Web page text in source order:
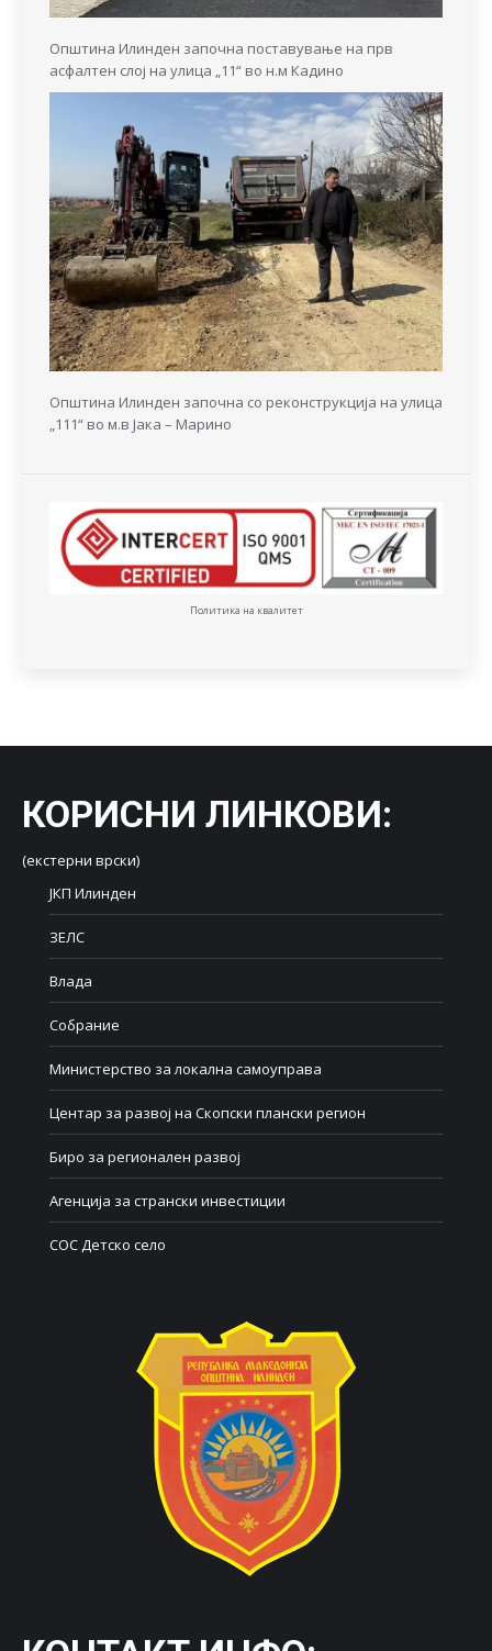
Општина Илинден започна поставување на прв
асфалтен слој на улица „11“ во н.м Кадино
Општина Илинден започна со реконструкција на улица
„111“ во м.в Јака – Марино
Политика на квалитет
КОРИСНИ ЛИНКОВИ:
(екстерни врски)
ЈКП Илинден
ЗЕЛС
Влада
Собрание
Министерство за локална самоуправа
Центар за развој на Скопски плански регион
Биро за регионален развој
Агенција за странски инвестиции
СОС Детско село